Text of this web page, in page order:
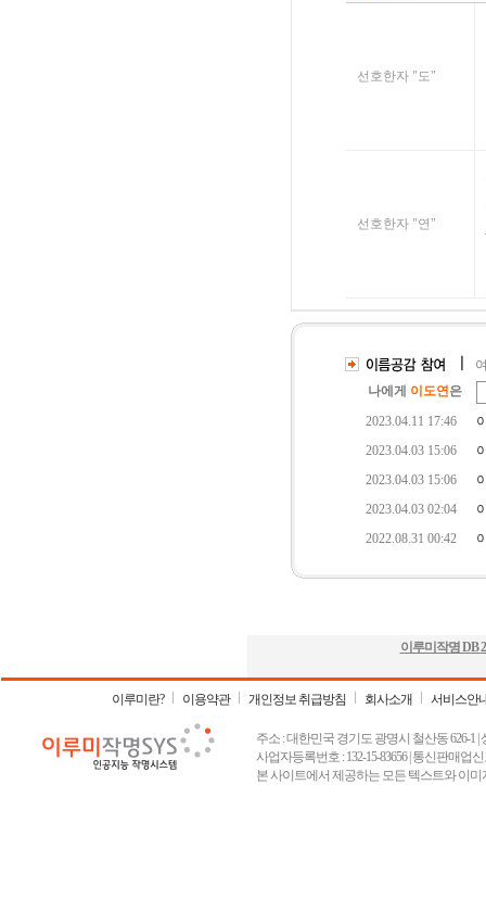
이루미작명 DB
이루미란? 이용약관 개인정보 취급방침 회사소개 서비스안
주소 : 대한민국 경기도 광명시 철산동 626-1 |
사업자등록번호 : 132-15-83656 | 통신판매업
본 사이트에서 제공하는 모든 텍스트와 이